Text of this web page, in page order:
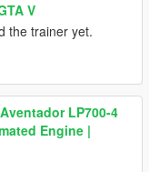
V
the trainer yet.
LP700-4
Engine |